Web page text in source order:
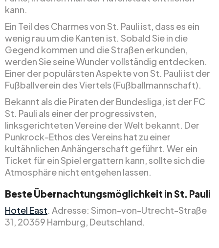
kann.
Ein Teil des Charmes von St. Pauli ist, dass es ein
wenig rau um die Kanten ist. Sobald Sie in die
Gegend kommen und die Straßen erkunden,
werden Sie seine Wunder vollständig entdecken.
Einer der populärsten Aspekte von St. Pauli ist der
Fußballverein des Viertels (Fußballmannschaft).
Bekannt als die Piraten der Bundesliga, ist der FC
St. Pauli als einer der progressivsten,
linksgerichteten Vereine der Welt bekannt. Der
Punkrock-Ethos des Vereins hat zu einer
kultähnlichen Anhängerschaft geführt. Wer ein
Ticket für ein Spiel ergattern kann, sollte sich die
Atmosphäre nicht entgehen lassen.
Beste Übernachtungsmöglichkeit in St. Pauli
Hotel East. Adresse: Simon-von-Utrecht-Straße
31, 20359 Hamburg, Deutschland.